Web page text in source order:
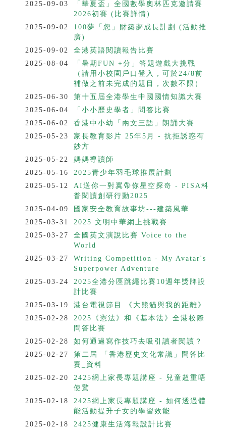
2025-09-03
「華夏盃」全國數學奧林匹克邀請賽
2026初賽 (比賽詳情)
2025-09-02
100夢「您」財築夢成長計劃 (活動推
廣)
2025-09-02
全港英語閱讀報告比賽
2025-08-04
「暑期FUN +分」答題遊戲大挑戰
（請用小校園戶口登入，可於24/8前
補做之前未完成的題目，次數不限）
2025-06-30
第十五屆全港學生中國國情知識大賽
2025-06-04
「小小歷史學者」問答比賽
2025-06-02
香港中小幼「兩文三語」朗誦大賽
2025-05-23
家長教育影片 25年5月 - 抗拒誘惑有
妙方
2025-05-22
媽媽導讀師
2025-05-16
2025青少年羽毛球推展計劃
2025-05-12
AI送你一對翼帶你星空探奇 - PISA科
普閱讀創研行動2025
2025-04-09
國家安全教育故事坊---建築風華
2025-03-31
2025 文明中華網上挑戰賽
2025-03-27
全國英文演說比賽 Voice to the
World
2025-03-27
Writing Competition - My Avatar's
Superpower Adventure
2025-03-24
2025全港分區跳繩比賽10週年獎牌設
計比賽
2025-03-19
港台電視節目 《大熊貓與我的距離》
2025-02-28
2025《憲法》和《基本法》全港校際
問答比賽
2025-02-28
如何通過寫作技巧去吸引讀者閱讀？
2025-02-27
第二屆 「香港歷史文化常識」問答比
賽_資料
2025-02-20
2425網上家長專題講座 - 兒童超重唔
使驚
2025-02-18
2425網上家長專題講座 - 如何透過體
能活動提升子女的學習效能
2025-02-18
2425健康生活海報設計比賽